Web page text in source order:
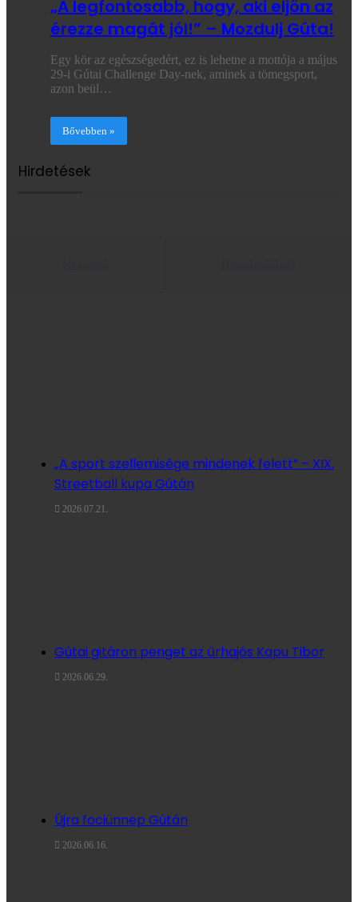
„A legfontosabb, hogy, aki eljön az
érezze magát jól!” – Mozdulj Gúta!
Egy kör az egészségedért, ez is lehetne a mottója a május
29-i Gútai Challenge Day-nek, aminek a tömegsport,
azon beül…
Bővebben »
Hirdetések
„A sport szellemisége mindenek felett” – XIX.
Streetball kupa Gútán
2026.07.21.
Gútai gitáron penget az űrhajós Kapu Tibor
2026.06.29.
Újra fociünnep Gútán
2026.06.16.